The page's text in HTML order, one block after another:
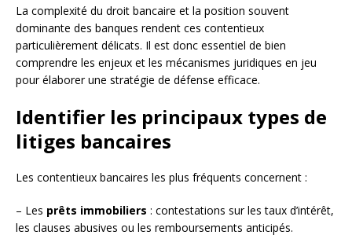
La complexité du droit bancaire et la position souvent
dominante des banques rendent ces contentieux
particulièrement délicats. Il est donc essentiel de bien
comprendre les enjeux et les mécanismes juridiques en jeu
pour élaborer une stratégie de défense efficace.
Identifier les principaux types de
litiges bancaires
Les contentieux bancaires les plus fréquents concernent :
– Les prêts immobiliers : contestations sur les taux d’intérêt,
les clauses abusives ou les remboursements anticipés.